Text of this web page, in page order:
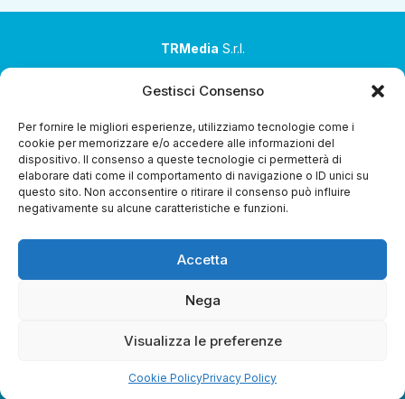
Gestisci Consenso
Per fornire le migliori esperienze, utilizziamo tecnologie come i
cookie per memorizzare e/o accedere alle informazioni del
dispositivo. Il consenso a queste tecnologie ci permetterà di
elaborare dati come il comportamento di navigazione o ID unici su
questo sito. Non acconsentire o ritirare il consenso può influire
negativamente su alcune caratteristiche e funzioni.
Accetta
Nega
Visualizza le preferenze
Cookie PolicyPrivacy Policy
TRMedia S.r.l.
coordinamento da parte di Coop Alleanza 3.0 Soc. Coop.
Sede legale: via Ragazzi del ’99 nr. 51 42124 Reggio Emilia
(RE)
P.Iva 00651840365
Home i Programmi Diretta Streaming Guida TV
Chi
Gerenza
Riproduzione Riservata – Copyright © 2024